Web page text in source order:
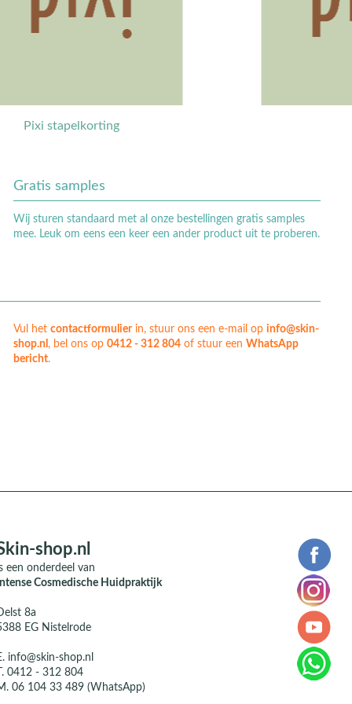
Pixi stapelkorting
Gratis samples
Wij sturen standaard met al onze bestellingen gratis samples
mee. Leuk om eens een keer een ander product uit te proberen.
Vul het contactformulierin, stuur ons een e-mail op info@skin-
shop.nl , bel ons op 0412 - 312 804of stuur een WhatsApp
bericht.
shop.nl
een onderdeel van
Cosmedische Huidpraktijk
8a
EG Nistelrode
info@skin-shop.nl
0412 - 312 804
06 104 33 489 (WhatsApp)